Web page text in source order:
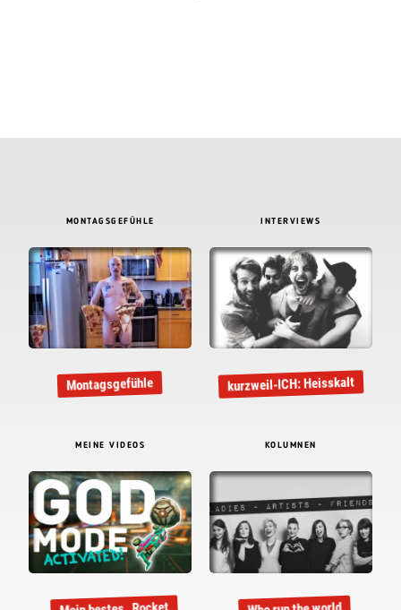
MONTAGSGEFÜHLE
Montagsgefühle
INTERVIEWS
kurzweil-ICH: Heisskalt
MEINE VIDEOS KOLUMNEN